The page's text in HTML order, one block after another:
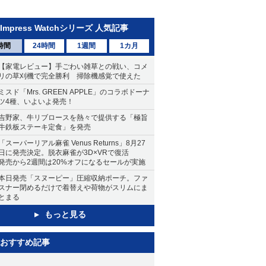
Impress Watchシリーズ 人気記事
間 24時間 1週間 1カ月
家電レビュー】手ごわい雑草との戦い、コメ
の草刈機で完全勝利 掃除機感覚で使えた
スド「Mrs. GREEN APPLE」のコラボドーナ
4種、いよいよ発売！
野家、牛リブロースを熱々で提供する「極旨
鉄板ステーキ定食」を発売
スーパーリアル麻雀 Venus Returns」8月27
に発売決定。脱衣麻雀が3D×VRで復活
売から2週間は20%オフになるセールが実施
日発売「スヌーピー」圧縮収納ポーチ。ファ
ナー閉めるだけで着替えや荷物がスリムにま
まる
もっと見る
おすすめ記事